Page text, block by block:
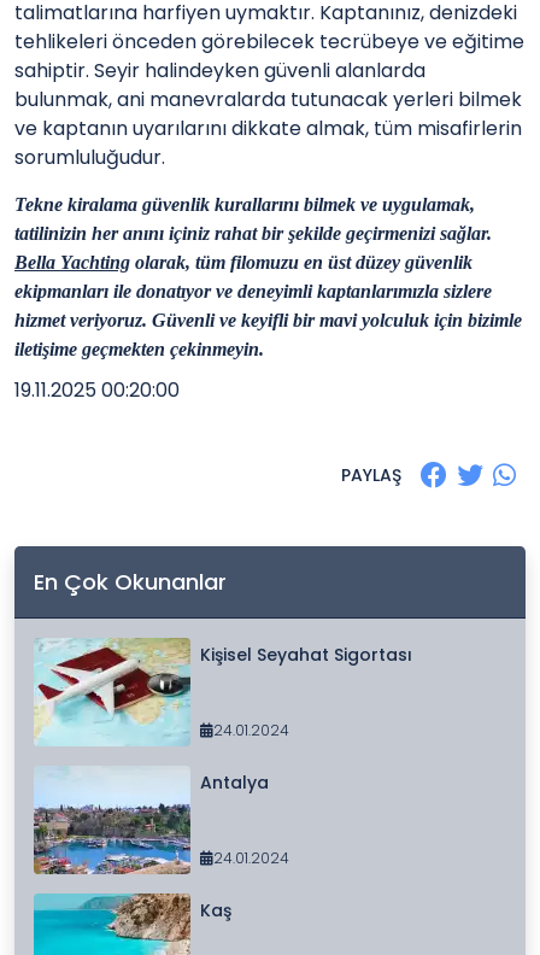
talimatlarına harfiyen uymaktır. Kaptanınız, denizdeki
tehlikeleri önceden görebilecek tecrübeye ve eğitime
sahiptir. Seyir halindeyken güvenli alanlarda
bulunmak, ani manevralarda tutunacak yerleri bilmek
ve kaptanın uyarılarını dikkate almak, tüm misafirlerin
sorumluluğudur.
Tekne kiralama güvenlik kurallarını bilmek ve uygulamak,
tatilinizin her anını içiniz rahat bir şekilde geçirmenizi sağlar.
Bella Yachting olarak, tüm filomuzu en üst düzey güvenlik
ekipmanları ile donatıyor ve deneyimli kaptanlarımızla sizlere
hizmet veriyoruz. Güvenli ve keyifli bir mavi yolculuk için bizimle
iletişime geçmekten çekinmeyin.
19.11.2025 00:20:00
PAYLAŞ
En Çok Okunanlar
Kişisel Seyahat Sigortası
24.01.2024
Antalya
24.01.2024
Kaş